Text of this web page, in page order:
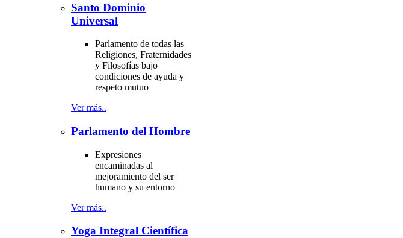
Santo Dominio
Universal
Parlamento de todas las
Religiones, Fraternidades
y Filosofías bajo
condiciones de ayuda y
respeto mutuo
Ver más..
Parlamento del Hombre
Expresiones
encaminadas al
mejoramiento del ser
humano y su entorno
Ver más..
Yoga Integral Científica